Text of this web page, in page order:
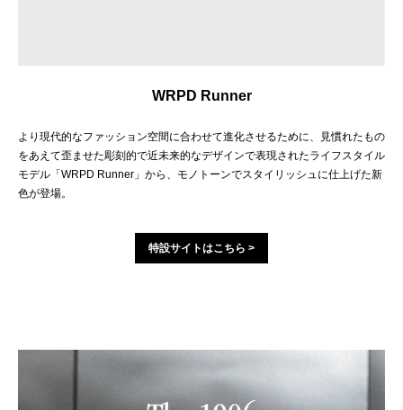
WRPD Runner
より現代的なファッション空間に合わせて進化させるために、見慣れたもの
をあえて歪ませた彫刻的で近未来的なデザインで表現されたライフスタイル
モデル「WRPD Runner」から、モノトーンでスタイリッシュに仕上げた新
色が登場。
特設サイトはこちら >